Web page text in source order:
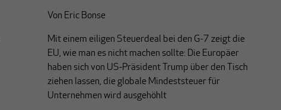
Von Eric Bonse
Mit einem eiligen Steuerdeal bei den G-7 zeigt die
EU, wie man es nicht machen sollte: Die Europäer
haben sich von US-Präsident Trump über den Tisch
ziehen lassen, die globale Mindeststeuer für
Unternehmen wird ausgehöhlt